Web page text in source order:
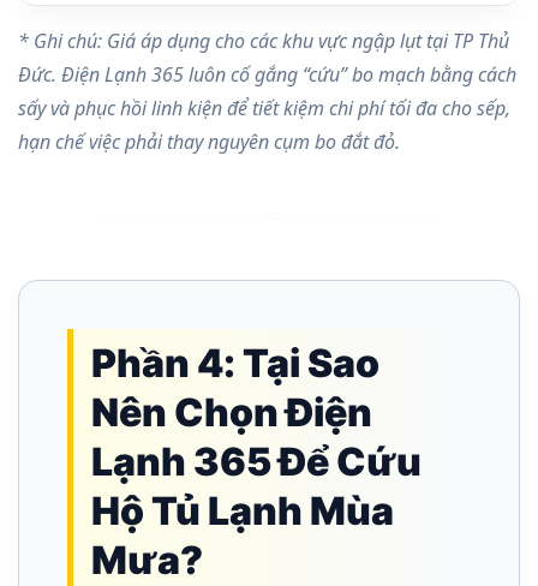
* Ghi chú: Giá áp dụng cho các khu vực ngập lụt tại TP Thủ
Đức. Điện Lạnh 365 luôn cố gắng “cứu” bo mạch bằng cách
sấy và phục hồi linh kiện để tiết kiệm chi phí tối đa cho sếp,
hạn chế việc phải thay nguyên cụm bo đắt đỏ.
Phần 4: Tại Sao
Nên Chọn Điện
Lạnh 365 Để Cứu
Hộ Tủ Lạnh Mùa
Mưa?